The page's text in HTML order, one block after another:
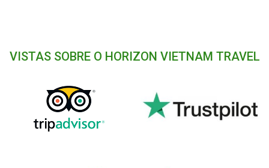
VISTAS SOBRE O HORIZON VIETNAM TRAVEL